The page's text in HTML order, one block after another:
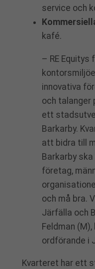
service och
kafé.
– RE Equitys
innovativa
och talanger
ett
Barkarby.
att bidra till
Barkarby
företag,
och må bra.
Järfälla och
Feldman
ordförande i
Kvarteret har ett